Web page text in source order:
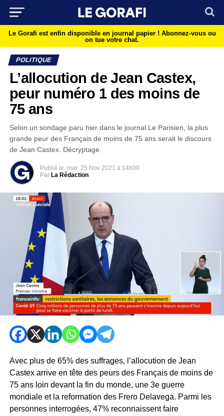
Le Gorafi est enfin disponible en journal papier ! Abonnez-vous ou
on tue votre chat.
POLITIQUE
L’allocution de Jean Castex,
peur numéro 1 des moins de
75 ans
Selon un sondage paru hier dans le journal Le Parisien, la plus
grande peur des Français de moins de 75 ans serait le discours
de Jean Castex. Décryptage.
Publié le mar 25 Nov 2021 à 14h00
Par La Rédaction
Avec plus de 65% des suffrages, l’allocution de Jean
Castex arrive en tête des peurs des Français de moins de
75 ans loin devant la fin du monde, une 3e guerre
mondiale et la reformation des Frero Delavega. Parmi les
personnes interrogées, 47% reconnaissent faire